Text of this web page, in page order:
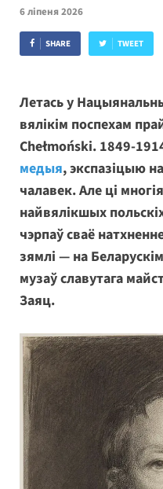
6 ліпеня 2026
SHARE TWEET
Летась у
вялікім поспехам
Chełmoński. 1849-
медыя, экспазіцыю
чалавек. Але ці
найвялікшых
чэрпаў сваё
зямлі — на
музаў славутага
Заяц.